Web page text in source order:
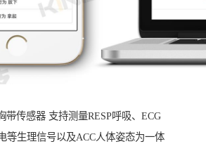
带传感器 支持测量RESP呼吸、ECG
等生理信号以及ACC人体姿态为一体